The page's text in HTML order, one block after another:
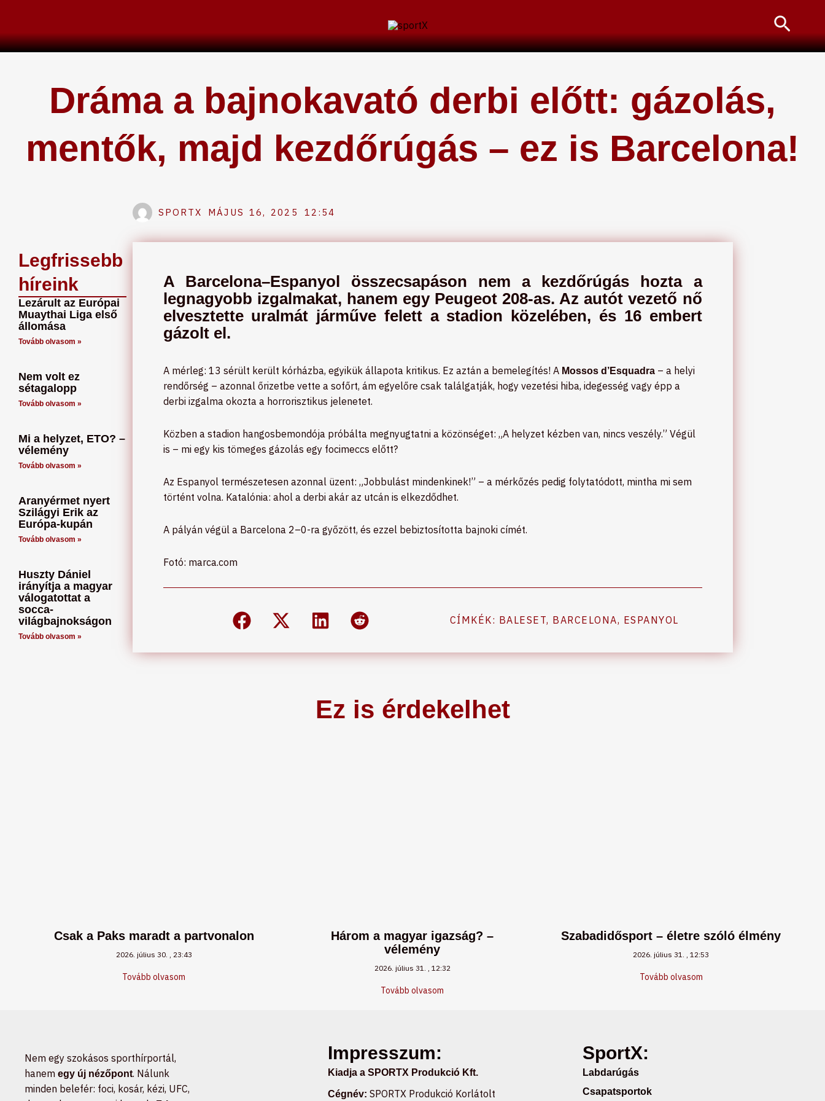
content
Dráma a bajnokavató derbi előtt: gázolás,
mentők, majd kezdőrúgás – ez is Barcelona!
SPORTX MÁJUS 16, 2025 12:54
Legfrissebb
híreink
Lezárult az Európai
Muaythai Liga első
állomása
Tovább olvasom »
Nem volt ez
sétagalopp
Tovább olvasom »
Mi a helyzet, ETO? –
vélemény
Tovább olvasom »
Aranyérmet nyert
Szilágyi Erik az
Európa-kupán
Tovább olvasom »
Huszty Dániel
irányítja a magyar
válogatottat a
socca-
világbajnokságon
Tovább olvasom »
A Barcelona–Espanyol összecsapáson nem a kezdőrúgás hozta a
legnagyobb izgalmakat, hanem egy Peugeot 208-as. Az autót vezető nő
elvesztette uralmát járműve felett a stadion közelében, és 16 embert
gázolt el.
A mérleg: 13 sérült került kórházba, egyikük állapota kritikus. Ez aztán a bemelegítés! A Mossos d’Esquadra– a helyi
rendőrség – azonnal őrizetbe vette a sofőrt, ám egyelőre csak találgatják, hogy vezetési hiba, idegesség vagy épp a
derbi izgalma okozta a horrorisztikus jelenetet.
Közben a stadion hangosbemondója próbálta megnyugtatni a közönséget: „A helyzet kézben van, nincs veszély.” Végül
is – mi egy kis tömeges gázolás egy focimeccs előtt?
Az Espanyol természetesen azonnal üzent: „Jobbulást mindenkinek!” – a mérkőzés pedig folytatódott, mintha mi sem
történt volna. Katalónia: ahol a derbi akár az utcán is elkezdődhet.
A pályán végül a Barcelona 2–0-ra győzött, és ezzel bebiztosította bajnoki címét.
Fotó: marca.com
CÍMKÉK: BALESET, BARCELONA, ESPANYOL
Ez is érdekelhet
Csak a Paks maradt a partvonalon
2026. július 30. 23:43
Tovább olvasom
Három a magyar igazság? –
vélemény
2026. július 31. 12:32
Tovább olvasom
Szabadidősport – életre szóló élmény
2026. július 31. 12:53
Tovább olvasom
Nem egy szokásos sporthírportál,
hanem egy új nézőpont. Nálunk
minden belefér: foci, kosár, kézi, UFC,
Impresszum:
Kiadja a SPORTX Produkció Kft.
Cégnév: SPORTX Produkció Korlátolt
SportX:
Labdarúgás
Csapatsportok